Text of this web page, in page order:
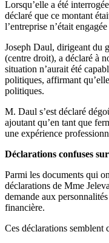
Lorsqu’elle a été
déclaré que ce montant
l’entreprise n’était
Joseph Daul, dirigeant du
(centre droit), a déclaré à
situation n’aurait été
politiques, affirmant
politiques.
M. Daul s’est déclaré
ajoutant qu’en tant que
une expérience
Déclarations confuses
Parmi les documents qui
déclarations de Mme
demande aux
financière.
Ces déclarations semblent